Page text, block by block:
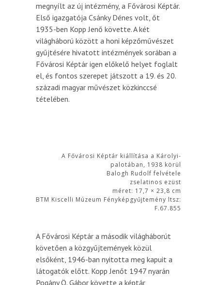
megnyílt az új intézmény, a Fővárosi Képtár.
Első igazgatója Csánky Dénes volt, őt
1935-ben Kopp Jenő követte. A két
világháború között a honi képzőművészet
gyűjtésére hivatott intézmények sorában a
Fővárosi Képtár igen előkelő helyet foglalt
el, és fontos szerepet játszott a 19. és 20.
századi magyar művészet közkinccsé
tételében.
A Fővárosi Képtár kiállítása a Károlyi-
palotában, 1938 körül
Balogh Rudolf felvétele
zselatinos ezüst
méret: 17,7 × 23,8 cm
BTM Kiscelli Múzeum Fényképgyűjtemény ltsz:
F.67.855
A Fővárosi Képtár a második világháborút
követően a közgyűjtemények közül
elsőként, 1946-ban nyitotta meg kapuit a
látogatók előtt. Kopp Jenőt 1947 nyarán
Pogány Ö. Gábor követte a képtár